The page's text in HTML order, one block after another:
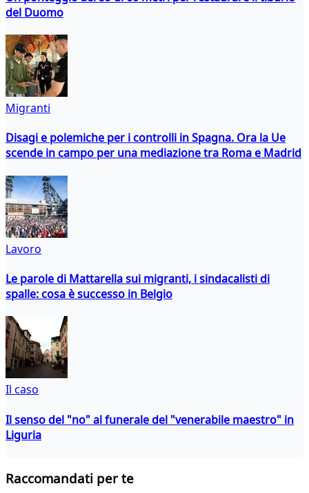
del Duomo
Migranti
Disagi e polemiche per i controlli in Spagna. Ora la Ue
scende in campo per una mediazione tra Roma e Madrid
Lavoro
Le parole di Mattarella sui migranti, i sindacalisti di
spalle: cosa è successo in Belgio
Il caso
Il senso del "no" al funerale del "venerabile maestro" in
Liguria
Raccomandati per te